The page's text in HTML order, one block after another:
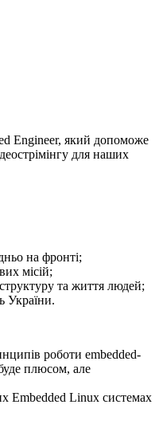
Engineer, який допоможе
для наших
на фронті;
місій;
та життя людей;
України.
роботи embedded-
плюсом, але
Embedded Linux системах